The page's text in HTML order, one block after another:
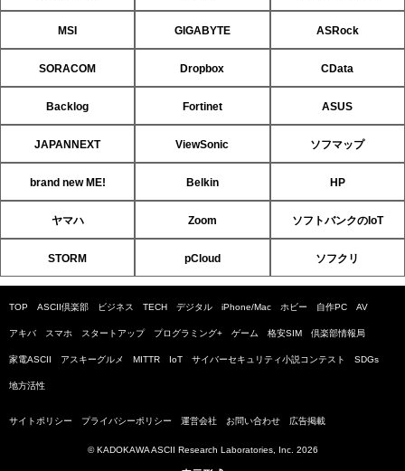
MSI GIGABYTE ASRock
SORACOM Dropbox CData
Backlog Fortinet ASUS
JAPANNEXT ViewSonic ソフマップ
brand new ME! Belkin HP
ヤマハ Zoom ソフトバンクのIoT
STORM pCloud ソフクリ
TOP ASCII倶楽部 ビジネス TECH デジタル iPhone/Mac ホビー 自作PC AV
アキバ スマホ スタートアップ プログラミング+ ゲーム 格安SIM 倶楽部情報局
家電ASCII アスキーグルメ MITTR IoT サイバーセキュリティ小説コンテスト SDGs
地方活性
サイトポリシー プライバシーポリシー 運営会社 お問い合わせ 広告掲載
© KADOKAWA ASCII Research Laboratories, Inc. 2026